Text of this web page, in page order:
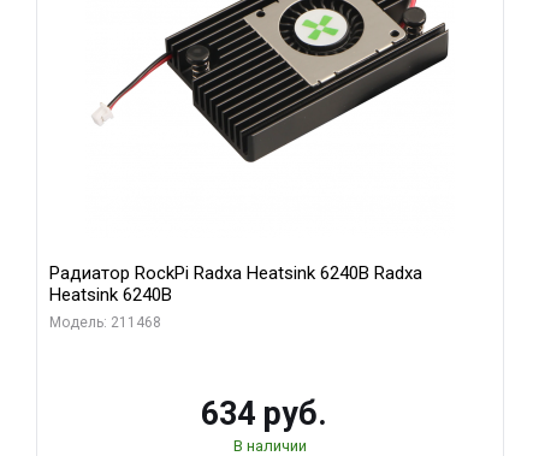
Радиатор RockPi Radxa Heatsink 6240B Radxa
Heatsink 6240B
Модель: 211468
634 руб.
В наличии